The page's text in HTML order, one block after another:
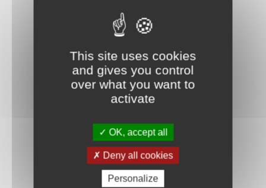
This site uses cookies
and gives you control
over what you want to
activate
OK, accept all
Deny all cookies
Personalize
oublié ?
compte
Connexion